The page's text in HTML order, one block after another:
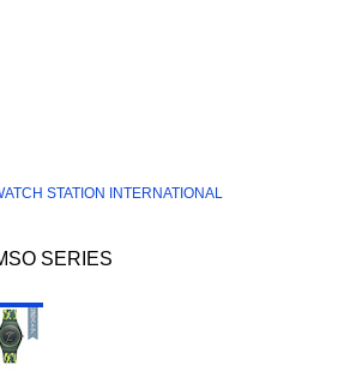
STATION INTERNATIONAL
SERIES